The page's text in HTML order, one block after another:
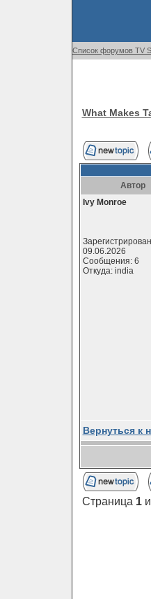
Список форумов TV
What Makes
Автор
Ivy Monroe
09.06.2026
Сообщения: 6
Откуда: india
Вернуться к
Страница 1